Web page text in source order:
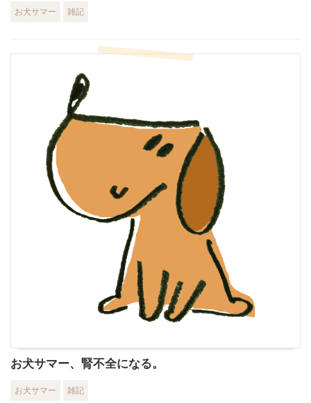
お犬サマー 雑記
お犬サマー、腎不全になる。
お犬サマー 雑記